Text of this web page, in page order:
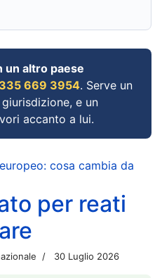
un altro paese
669 3954. Serve un
e un
accanto a lui.
cosa cambia da
per reati
30 Luglio 2026